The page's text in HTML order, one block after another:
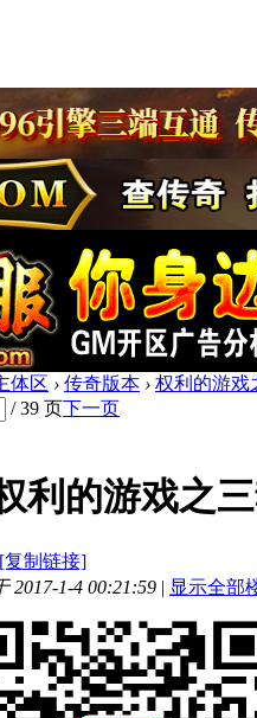
体区 › 传奇版本 › 权利的游戏
/ 39 页下一页
利的游戏之
[复制链接]
2017-1-4 00:21:59 | 显示全部